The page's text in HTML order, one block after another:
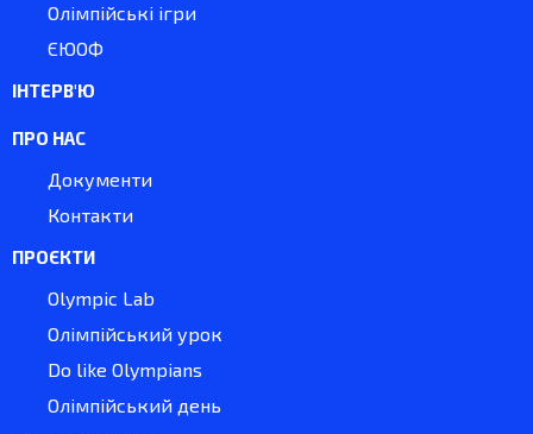
Олімпійські ігри
ЄЮОФ
ІНТЕРВ'Ю
ПРО НАС
Документи
Контакти
ПРОЄКТИ
Olympic Lab
Олімпійський урок
Do like Olympians
Олімпійський день